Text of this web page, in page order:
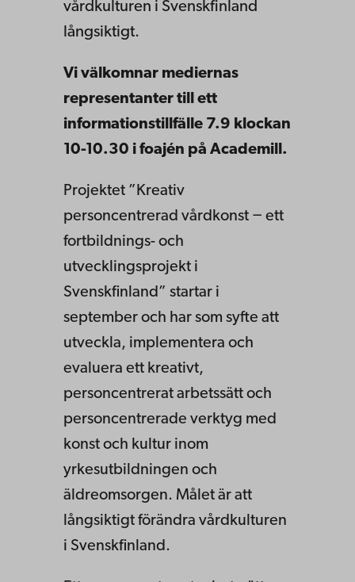
vårdkulturen i Svenskfinland
långsiktigt.
Vi välkomnar mediernas
representanter till ett
informationstillfälle 7.9 klockan
10-10.30 i foajén på Academill.
Projektet ”Kreativ
personcentrerad vårdkonst − ett
fortbildnings- och
utvecklingsprojekt i
Svenskfinland” startar i
september och har som syfte att
utveckla, implementera och
evaluera ett kreativt,
personcentrerat arbetssätt och
personcentrerade verktyg med
konst och kultur inom
yrkesutbildningen och
äldreomsorgen. Målet är att
långsiktigt förändra vårdkulturen
i Svenskfinland.